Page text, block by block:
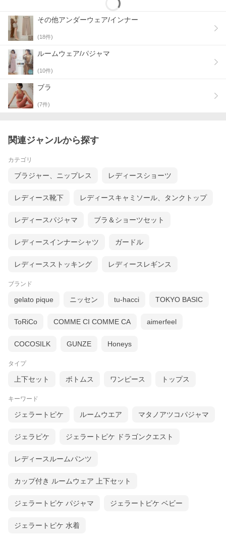
その他アンダーウェア/インナー
(18件)
ルームウェア/パジャマ
(10件)
ブラ
(7件)
関連ジャンルから探す
カテゴリ
ブラジャー、ニップレス レディースショーツ
レディース靴下 レディースキャミソール、タンクトップ
レディースパジャマ ブラ＆ショーツセット
レディースインナーシャツ ガードル
レディースストッキング レディースレギンス
ブランド
gelato pique ニッセン tu-hacci TOKYO BASIC
ToRiCo COMME CI COMME CA aimerfeel
COCOSILK GUNZE Honeys
タイプ
上下セット ボトムス ワンピース トップス
キーワード
ジェラートピケ ルームウエア マタノアツコパジャマ
ジェラピケ ジェラートピケ ドラゴンクエスト
レディースルームパンツ
カップ付き ルームウェア 上下セット
ジェラートピケ パジャマ ジェラートピケ ベビー
ジェラートピケ 水着